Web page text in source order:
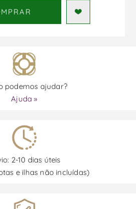
podemos ajudar?
Ajuda »
2-10 dias úteis
e ilhas não incluídas)